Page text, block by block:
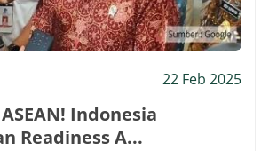
22 Feb 2025
Indonesia
Readiness A...